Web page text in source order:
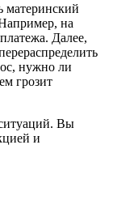
материнский
на
Далее,
нужно ли
грозит
Вы
и